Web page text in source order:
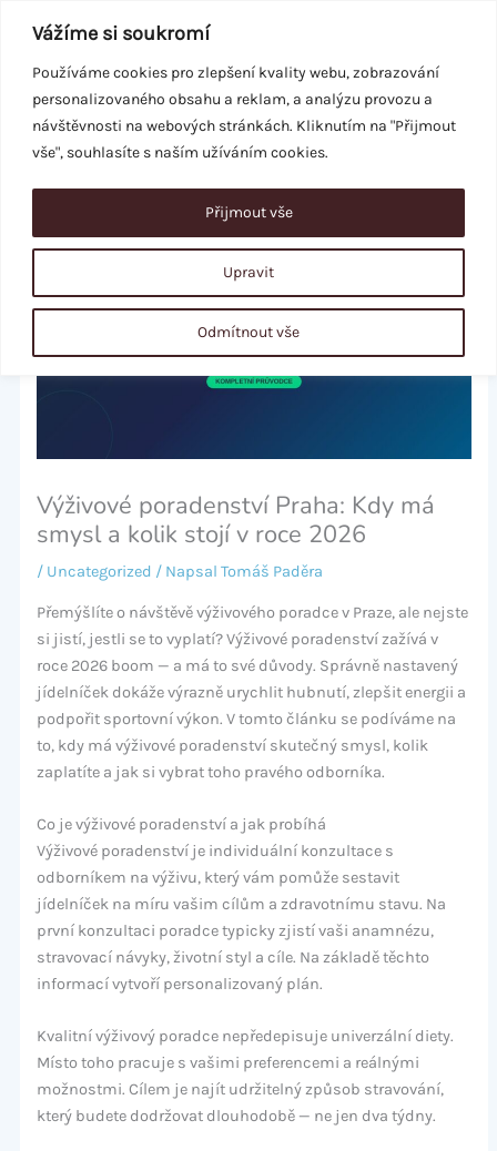
Vážíme si soukromí
Používáme cookies pro zlepšení kvality webu, zobrazování
personalizovaného obsahu a reklam, a analýzu provozu a
návštěvnosti na webových stránkách. Kliknutím na "Přijmout
vše", souhlasíte s naším užíváním cookies.
Upravit
Odmítnout vše
Přijmout vše
obsah
REZERVACE
Výživové poradenství Praha: Kdy má
smysl a kolik stojí v roce 2026
/ Uncategorized / Napsal Tomáš Paděra
Přemýšlíte o návštěvě výživového poradce v Praze, ale nejste
si jistí, jestli se to vyplatí? Výživové poradenství zažívá v
roce 2026 boom — a má to své důvody. Správně nastavený
jídelníček dokáže výrazně urychlit hubnutí, zlepšit energii a
podpořit sportovní výkon. V tomto článku se podíváme na
to, kdy má výživové poradenství skutečný smysl, kolik
zaplatíte a jak si vybrat toho pravého odborníka.
Co je výživové poradenství a jak probíhá
Výživové poradenství je individuální konzultace s
odborníkem na výživu, který vám pomůže sestavit
jídelníček na míru vašim cílům a zdravotnímu stavu. Na
první konzultaci poradce typicky zjistí vaši anamnézu,
stravovací návyky, životní styl a cíle. Na základě těchto
informací vytvoří personalizovaný plán.
Kvalitní výživový poradce nepředepisuje univerzální diety.
Místo toho pracuje s vašimi preferencemi a reálnými
možnostmi. Cílem je najít udržitelný způsob stravování,
který budete dodržovat dlouhodobě — ne jen dva týdny.